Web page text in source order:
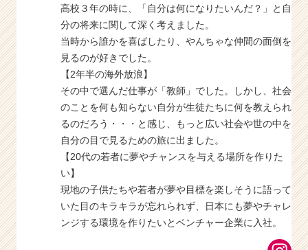
高校３年の時に、「自分は何になりたいんだ？」と自
分の将来に関して深く考えました。
当時から誰かを喜ばしたり、やんちゃな仲間の面倒を
見るのが好きでした。
【2年半の海外放浪】
その中で選んだ仕事が「教師」でした。しかし、社会
のことを何も知らない自分が生徒たちに何を教えられ
るのだろう・・・と感じ、もっと広い社会や世の中を
自分の目で見るための旅に出ました。
【20代の若者に夢やチャンスを与える場所を作りた
い】
現地の子供たちや若者が夢や目標を楽しそうに語って
いた目のキラキラが忘れられず、日本にも夢やチャレ
ンジする環境を作りたいとベンチャー企業に入社。